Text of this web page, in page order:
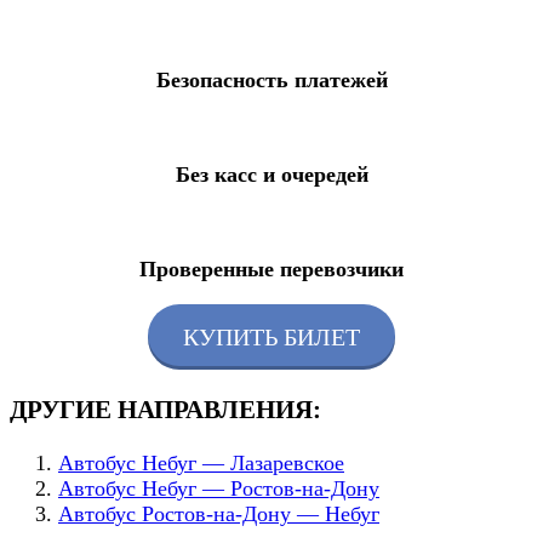
Безопасность платежей
Без касс и очередей
Проверенные перевозчики
КУПИТЬ БИЛЕТ
ДРУГИЕ НАПРАВЛЕНИЯ:
Автобус Небуг — Лазаревское
Автобус Небуг — Ростов-на-Дону
Автобус Ростов-на-Дону — Небуг